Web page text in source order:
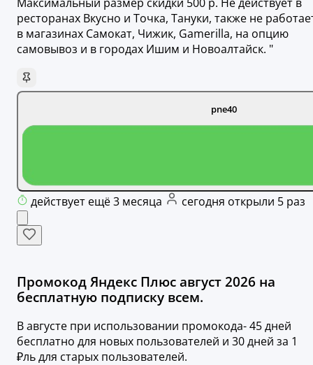
Максимальный размер скидки 500 р. Не действует в
ресторанах Вкусно и Точка, Тануки, также не
в магазинах Самокат, Чижик, Gamerilla, на опцию
самовывоз и в городах Ишим и Новоалтайск. "
pne40
действует ещё 3 месяца сегодня открыли 5 раз
Промокод Яндекс Плюс август 2026 на
бесплатную подписку всем.
В августе при использовании промокода- 45 дней
бесплатно для новых пользователей и 30 дней за 1
₽ль для старых пользователей.